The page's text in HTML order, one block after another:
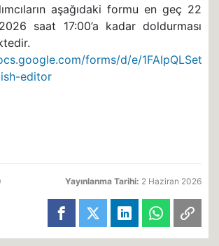
aşağıdaki formu en geç 22
saat 17:00’a kadar doldurması
forms/d/e/
editor
Yayınlanma Tarihi: 2 Haziran 2026